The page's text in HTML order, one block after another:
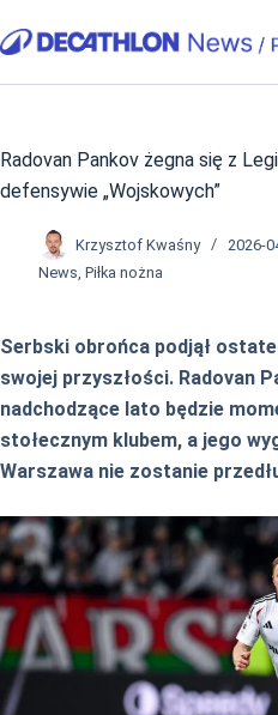
do
Radovan Pankov żegna się z
defensywie „Wojskowych”
Krzysztof Kwaśny
2026-
News, Piłka nożna
Serbski obrońca podjął
swojej przyszłości. Radovan
nadchodzące lato będzie
stołecznym klubem, a jego
Warszawa nie zostanie